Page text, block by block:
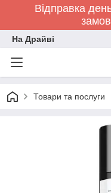
Відправка
На Драйві
Товари та послуги